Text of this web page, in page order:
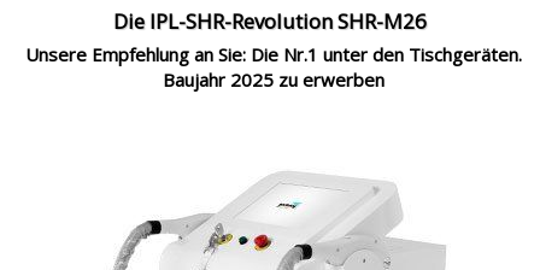
Die IPL-SHR-Revolution SHR-M26
Unsere Empfehlung an Sie: Die Nr.1 unter den Tischgeräten.
Baujahr 2025 zu erwerben